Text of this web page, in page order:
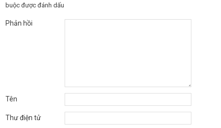
buộc được đánh dấu
Phản hồi
Tên
Thư điện tử